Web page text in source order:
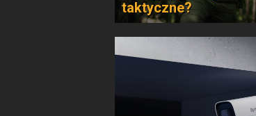
taktyczne?